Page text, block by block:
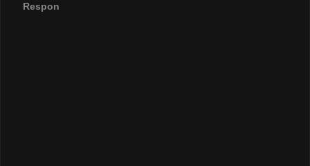
Respon